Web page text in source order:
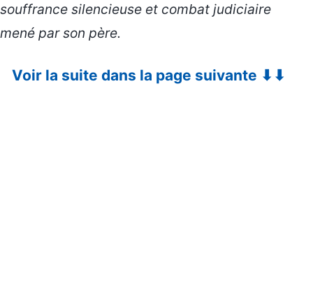
souffrance silencieuse et combat judiciaire
mené par son père.
Voir la suite dans la page suivante ⬇⬇